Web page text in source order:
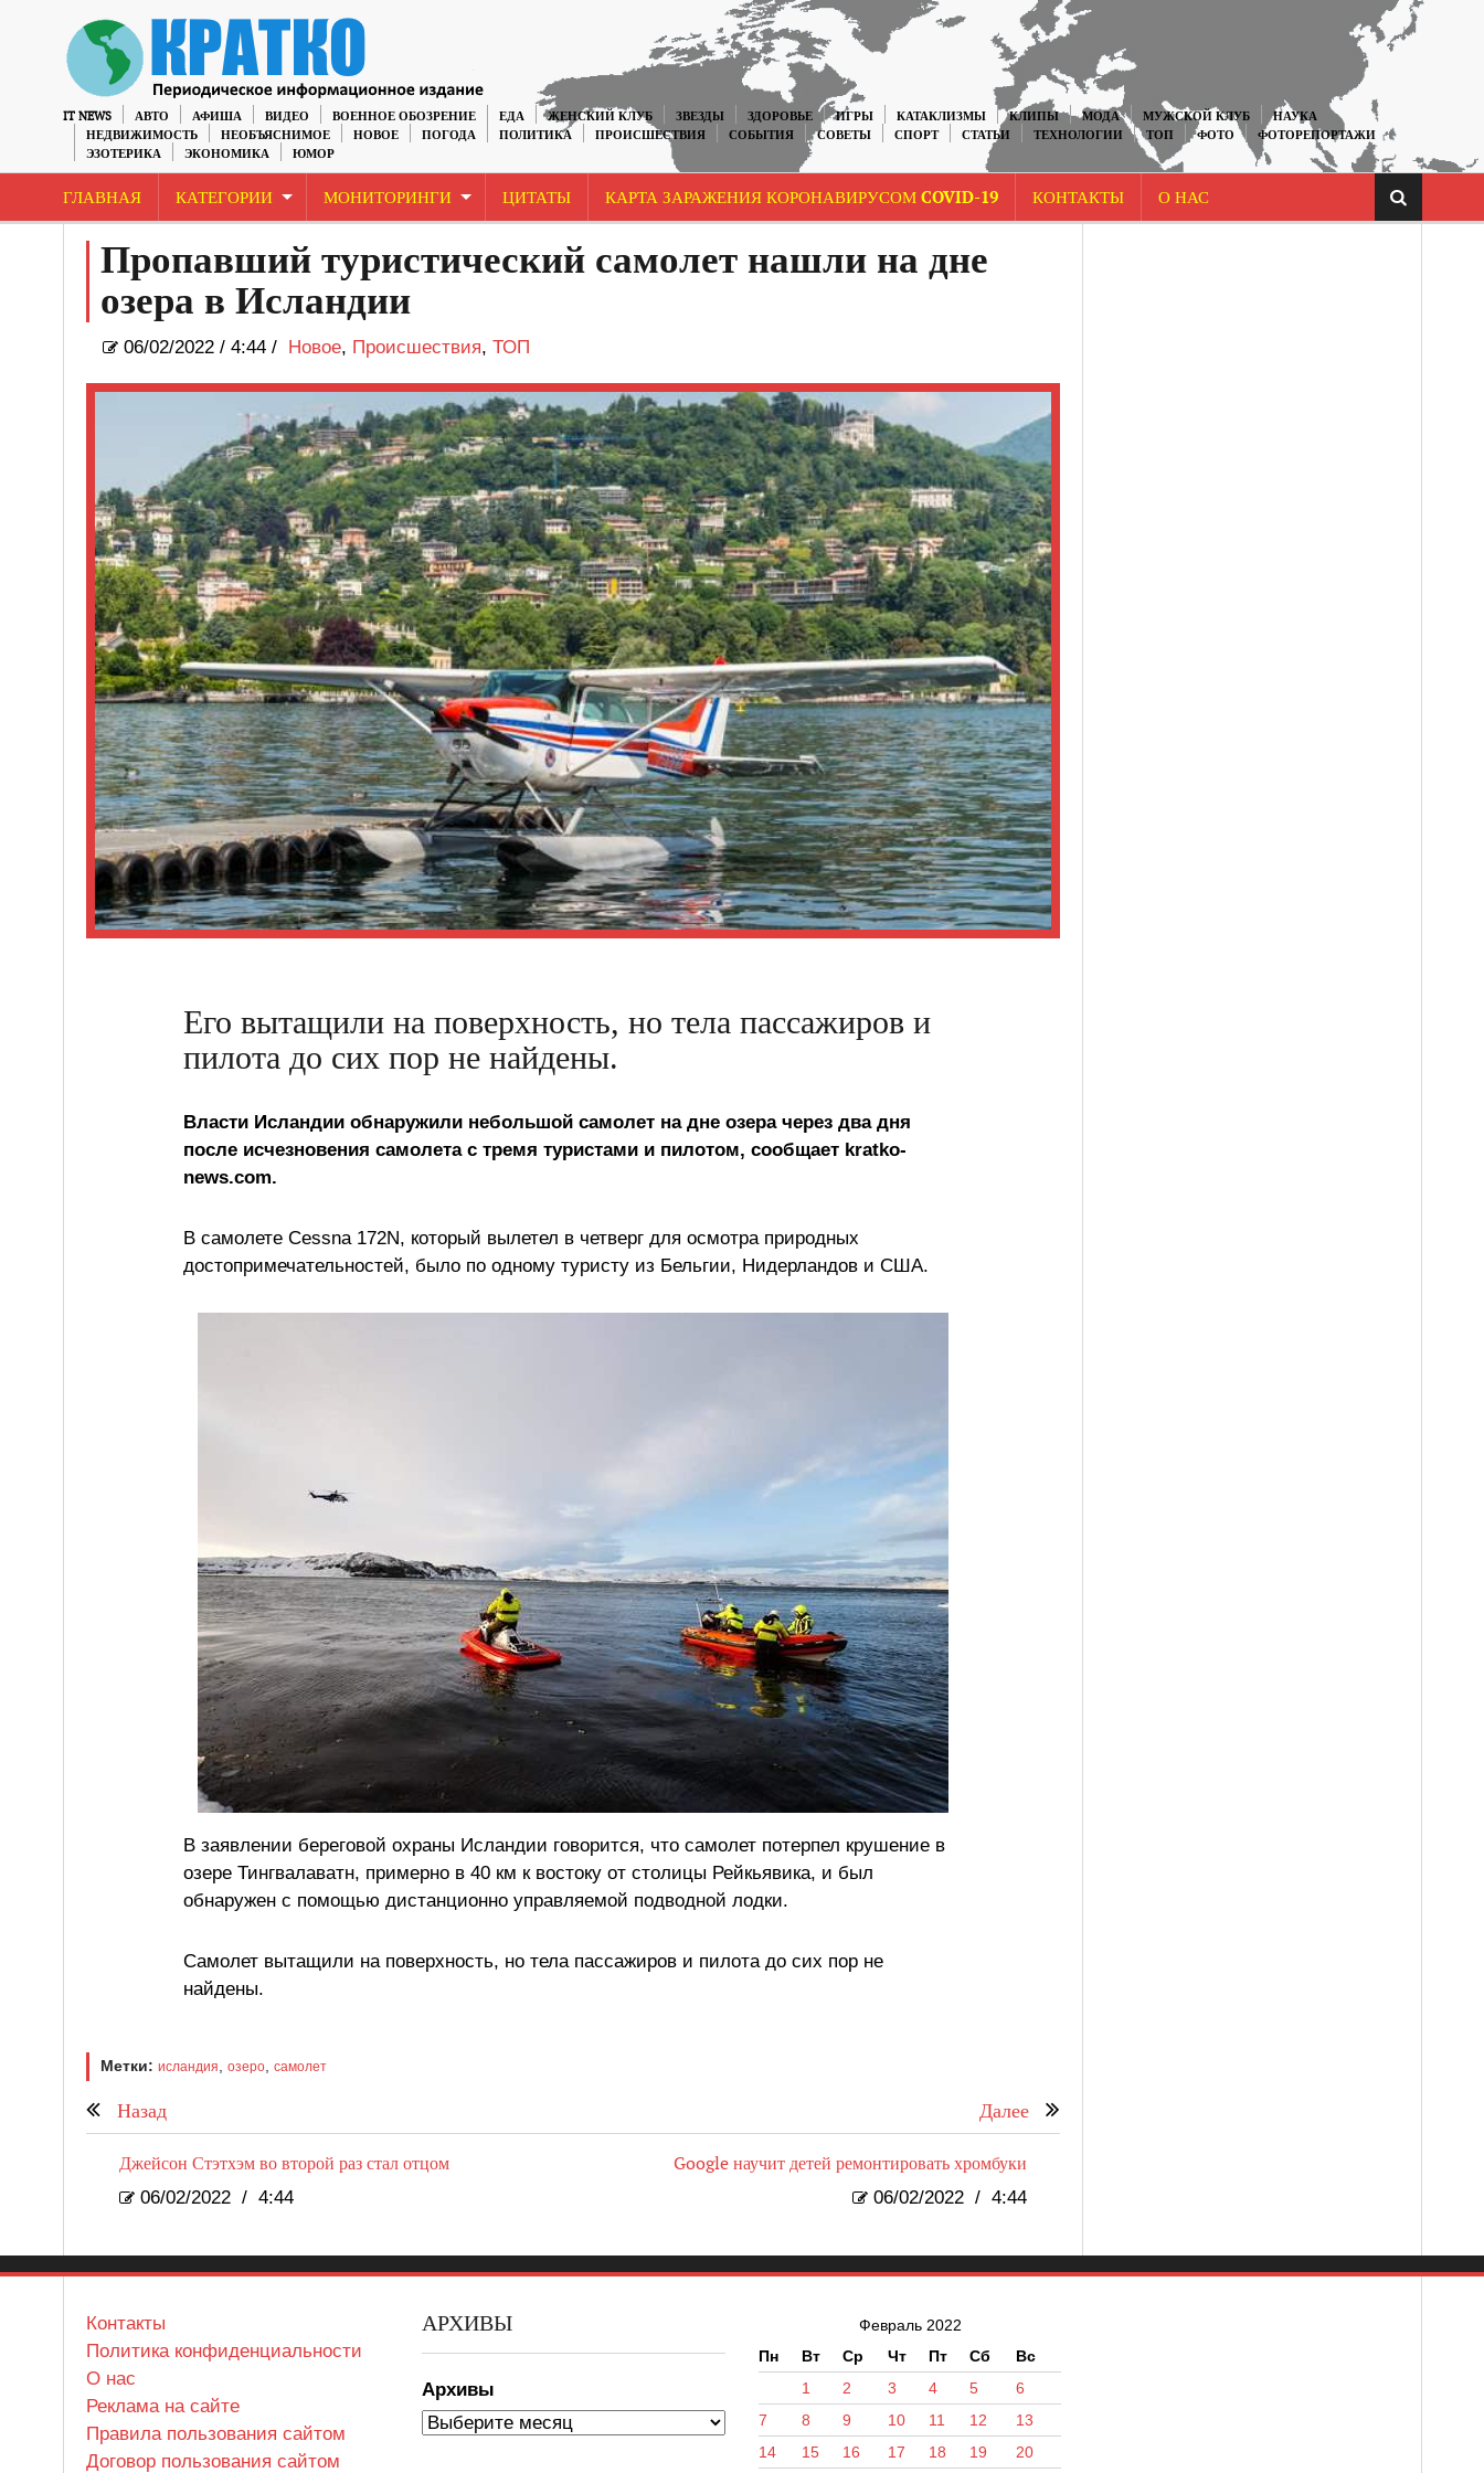
IT NEWS АВТО АФИША ВИДЕО ВОЕННОЕ ОБОЗРЕНИЕ ЕДА ЖЕНСКИЙ КЛУБ ЗВЕЗДЫ ЗДОРОВЬЕ ИГРЫ КАТАКЛИЗМЫ КЛИПЫ МОДА МУЖСКОЙ КЛУБ
НАУКА
НЕДВИЖИМОСТЬ
НЕОБЪЯСНИМОЕ НОВОЕ ПОГОДА ПОЛИТИКА ПРОИСШЕСТВИЯ СОБЫТИЯ СОВЕТЫ СПОРТ СТАТЬИ ТЕХНОЛОГИИ ТОП ФОТО
ФОТОРЕПОРТАЖИ
ЭЗОТЕРИКА
ЭКОНОМИКА ЮМОР
ГЛАВНАЯ КАТЕГОРИИ МОНИТОРИНГИ ЦИТАТЫ КАРТА ЗАРАЖЕНИЯ КОРОНАВИРУСОМ COVID-19 КОНТАКТЫ О НАС
Пропавший туристический самолет нашли на дне
озера в Исландии
06/02/2022/ 4:44 / Новое, Происшествия, ТОП
Его вытащили на поверхность, но тела пассажиров и
пилота до сих пор не найдены.
Власти Исландии обнаружили небольшой самолет на дне озера через два дня
после исчезновения самолета с тремя туристами и пилотом, сообщает kratko-
news.com.
В самолете Cessna 172N, который вылетел в четверг для осмотра природных
достопримечательностей, было по одному туристу из Бельгии, Нидерландов и США.
В заявлении береговой охраны Исландии говорится, что самолет потерпел крушение в
озере Тингвалаватн, примерно в 40 км к востоку от столицы Рейкьявика, и был
обнаружен с помощью дистанционно управляемой подводной лодки.
Самолет вытащили на поверхность, но тела пассажиров и пилота до сих пор не
найдены.
Метки: исландия, озеро, самолет
Назад Далее
Джейсон Стэтхэм во второй раз стал отцом
06/02/2022 / 4:44
Google научит детей ремонтировать хромбуки
06/02/2022 / 4:44
Контакты
Политика конфиденциальности
О нас
Реклама на сайте
Правила пользования сайтом
Договор пользования сайтом
АРХИВЫ
Архивы
Февраль 2022
Пн
Вт Ср Чт Пт Сб
Вс
1
2 3 4 5
6
7
8 9 10 11 12
13
14
15 16 17 18 19 20